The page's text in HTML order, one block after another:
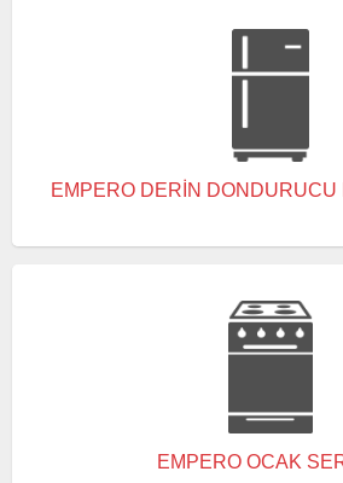
EMPERO DERIN DONDURUCU
EMPERO OCAK